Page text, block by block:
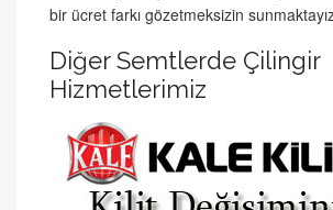
bir ücret farkı gözetmeksizin
Diğer Semtlerde Çilingir
Hizmetlerimiz